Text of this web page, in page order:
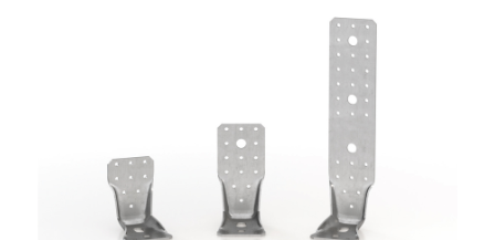
ROTHOBLAAS